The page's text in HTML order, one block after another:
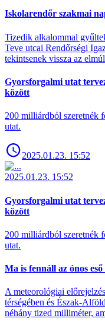
Iskolarendőr szakmai
Tizedik alkalommal
Teve utcai Rendőrségi
tekintsenek vissza az
Gyorsforgalmi utat
között
200 milliárdból szeretnék
utat.
2025.01.23. 15:52
2025.01.23. 15:52
Gyorsforgalmi utat
között
200 milliárdból szeretnék
utat.
Ma is fennáll az ónos eső
A meteorológiai
térségében és Észak-
néhány tized milliméter,